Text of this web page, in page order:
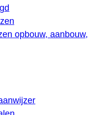
opbouw, aanbouw,